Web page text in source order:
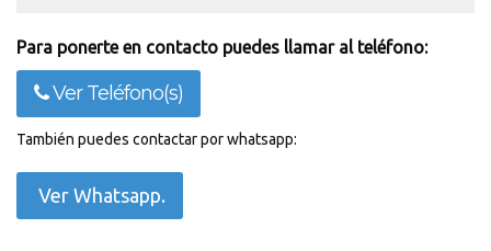
Para ponerte en contacto puedes llamar al teléfono:
Ver Teléfono(s)
También puedes contactar por whatsapp:
Ver Whatsapp.